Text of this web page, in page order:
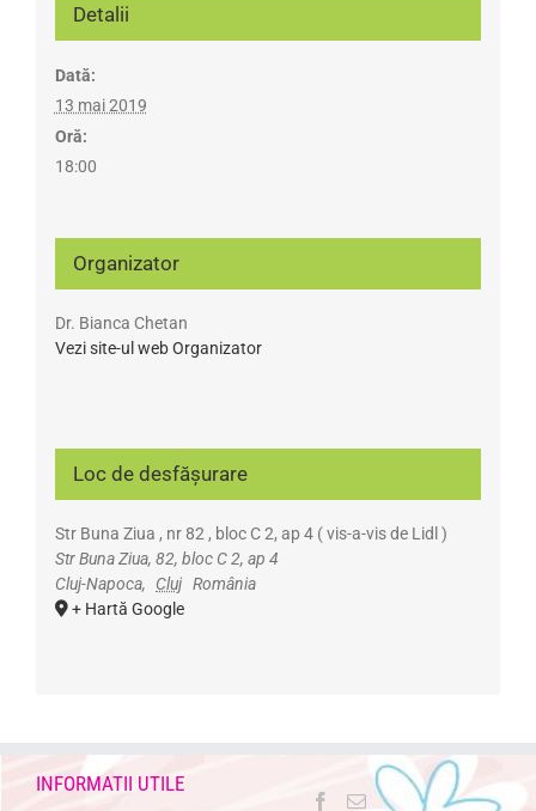
Detalii
Dată:
13 mai 2019
Oră:
18:00
Organizator
Dr. Bianca Chetan
Vezi site-ul web Organizator
Loc de desfășurare
Str Buna Ziua , nr 82 , bloc C 2, ap 4 ( vis-a-vis de Lidl )
Str Buna Ziua, 82, bloc C 2, ap 4
Cluj-Napoca, Cluj România
+ Hartă Google
INFORMATII UTILE